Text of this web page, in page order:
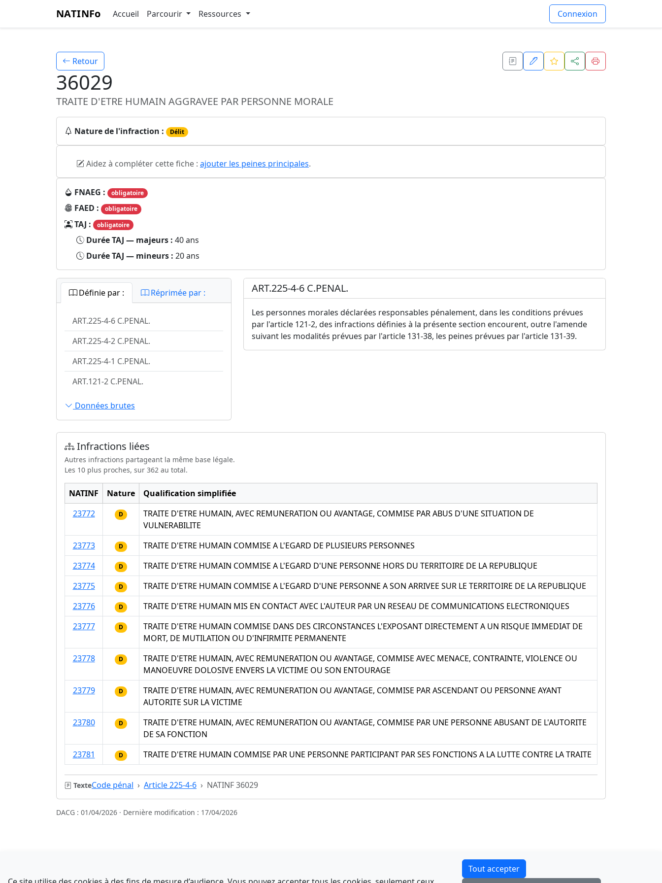
NATINFo Accueil Parcourir Ressources Connexion
Retour
36029
TRAITE D'ETRE HUMAIN AGGRAVEE PAR PERSONNE MORALE
Nature de l'infraction : Délit
Aidez à compléter cette fiche : ajouter les peines principales.
FNAEG : obligatoire
FAED : obligatoire
TAJ : obligatoire
Durée TAJ — majeurs : 40 ans
Durée TAJ — mineurs : 20 ans
Définie par : Réprimée par :
ART.225-4-6 C.PENAL.
ART.225-4-2 C.PENAL.
ART.225-4-1 C.PENAL.
ART.121-2 C.PENAL.
Données brutes
ART.225-4-6 C.PENAL.
Les personnes morales déclarées responsables pénalement, dans les conditions prévues
par l'article 121-2, des infractions définies à la présente section encourent, outre l'amende
suivant les modalités prévues par l'article 131-38, les peines prévues par l'article 131-39.
Infractions liées
Autres infractions partageant la même base légale.
Les 10 plus proches, sur 362 au total.
NATINF Nature
Qualification simplifiée
23772
D
TRAITE D'ETRE HUMAIN, AVEC REMUNERATION OU AVANTAGE, COMMISE PAR ABUS D'UNE SITUATION DE
VULNERABILITE
23773
D
TRAITE D'ETRE HUMAIN COMMISE A L'EGARD DE PLUSIEURS PERSONNES
23774
D
TRAITE D'ETRE HUMAIN COMMISE A L'EGARD D'UNE PERSONNE HORS DU TERRITOIRE DE LA REPUBLIQUE
23775
D
TRAITE D'ETRE HUMAIN COMMISE A L'EGARD D'UNE PERSONNE A SON ARRIVEE SUR LE TERRITOIRE DE LA REPUBLIQUE
23776
D
TRAITE D'ETRE HUMAIN MIS EN CONTACT AVEC L'AUTEUR PAR UN RESEAU DE COMMUNICATIONS ELECTRONIQUES
23777
D
TRAITE D'ETRE HUMAIN COMMISE DANS DES CIRCONSTANCES L'EXPOSANT DIRECTEMENT A UN RISQUE IMMEDIAT DE
MORT, DE MUTILATION OU D'INFIRMITE PERMANENTE
23778
D
TRAITE D'ETRE HUMAIN, AVEC REMUNERATION OU AVANTAGE, COMMISE AVEC MENACE, CONTRAINTE, VIOLENCE OU
MANOEUVRE DOLOSIVE ENVERS LA VICTIME OU SON ENTOURAGE
23779
D
TRAITE D'ETRE HUMAIN, AVEC REMUNERATION OU AVANTAGE, COMMISE PAR ASCENDANT OU PERSONNE AYANT
AUTORITE SUR LA VICTIME
23780
D
TRAITE D'ETRE HUMAIN, AVEC REMUNERATION OU AVANTAGE, COMMISE PAR UNE PERSONNE ABUSANT DE L'AUTORITE
DE SA FONCTION
23781
D TRAITE D'ETRE HUMAIN COMMISE PAR UNE PERSONNE PARTICIPANT PAR SES FONCTIONS A LA LUTTE CONTRE LA TRAITE
TexteCode pénal Article 225-4-6 NATINF 36029
DACG : 01/04/2026 · Dernière modification : 17/04/2026
Tout accepter